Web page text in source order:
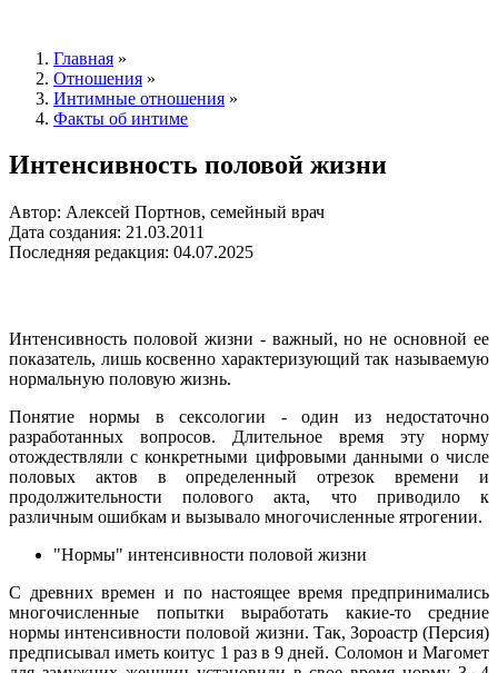
Главная »
Отношения »
Интимные отношения »
Факты об интиме
Интенсивность половой жизни
Автор: Алексей Портнов, семейный врач
Дата создания: 21.03.2011
Последняя редакция: 04.07.2025
Интенсивность половой жизни - важный, но не основной ее
показатель, лишь косвенно характеризующий так называемую
нормальную половую жизнь.
Понятие нормы в сексологии - один из недостаточно
разработанных вопросов. Длительное время эту норму
отождествляли с конкретными цифровыми данными о числе
половых актов в определенный отрезок времени и
продолжительности полового акта, что приводило к
различным ошибкам и вызывало многочисленные ятрогении.
"Нормы" интенсивности половой жизни
С древних времен и по настоящее время предпринимались
многочисленные попытки выработать какие-то средние
нормы интенсивности половой жизни. Так, Зороастр (Персия)
предписывал иметь коитус 1 раз в 9 дней. Соломон и Магомет